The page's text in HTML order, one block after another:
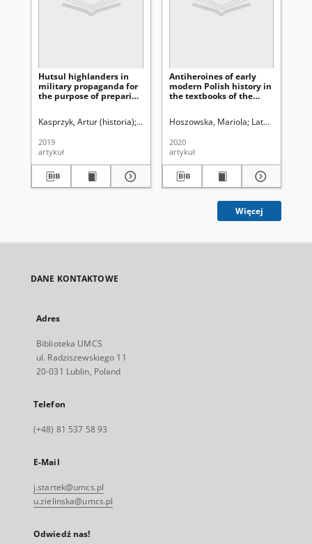
Hutsul highlanders in
military propaganda for
the purpose of preparing
Second Polish Republic
problems)
Kasprzyk, Artur (historia) Latawiec, Krzysztof. Red. Uniwersytet Marii
2019
artykuł
Antiheroines of early
modern Polish history in
the textbooks of the
Hoszowska, Mariola Latawiec,
2020
artykuł
Więcej
DANE KONTAKTOWE
Adres
Biblioteka UMCS
ul. Radziszewskiego 11
20-031 Lublin, Poland
Telefon
(+48) 81 537 58 93
E-Mail
j.startek@umcs.pl
u.zielinska@umcs.pl
Odwiedź nas!